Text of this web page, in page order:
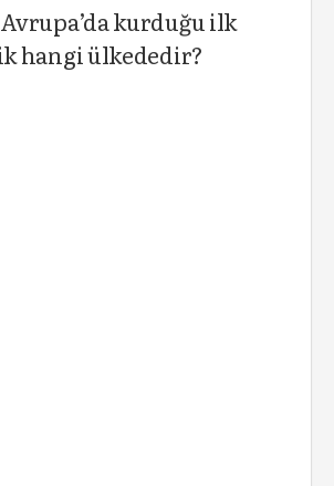
kurduğu ilk
hangi ülkededir?